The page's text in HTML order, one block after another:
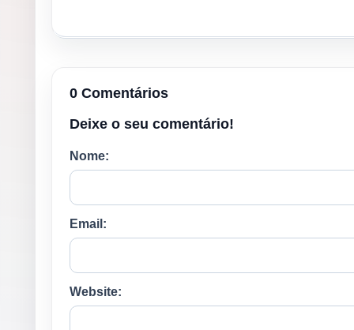
0 Comentários
Deixe o seu comentário!
Nome:
Email:
Website: